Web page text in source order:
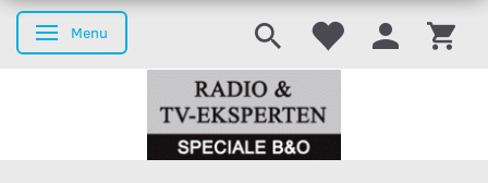
Skifte navigation
Menu